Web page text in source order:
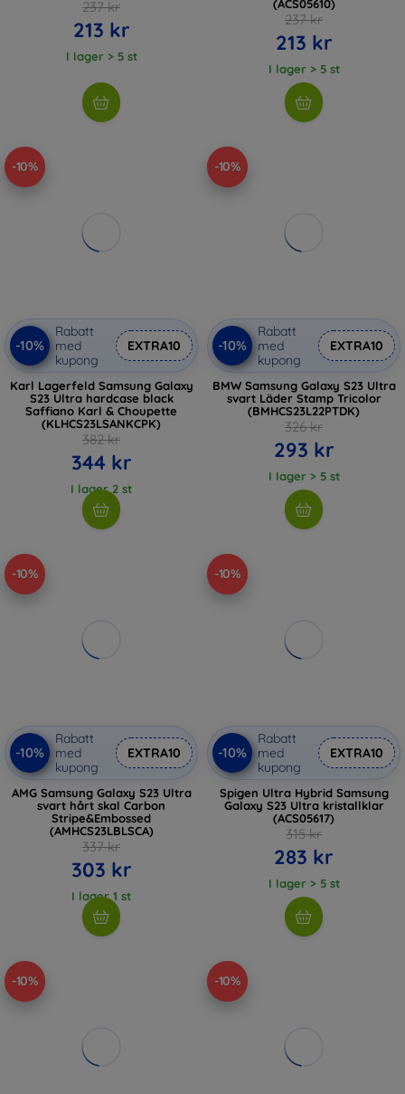
237 kr
213 kr
I lager > 5 st
(ACS05610)
237 kr
213 kr
I lager > 5 st
-10%
-10%
Rabatt
med
kupong
EXTRA10
Karl Lagerfeld Samsung Galaxy
S23 Ultra hardcase black
Saffiano Karl & Choupette
(KLHCS23LSANKCPK)
382 kr
344 kr
I lager 2 st
-10%
-10%
Rabatt
med
kupong
EXTRA10
BMW Samsung Galaxy S23 Ultra
svart Läder Stamp Tricolor
(BMHCS23L22PTDK)
326 kr
293 kr
I lager > 5 st
-10%
-10%
Rabatt
med
kupong
EXTRA10
AMG Samsung Galaxy S23 Ultra
svart hårt skal Carbon
Stripe&Embossed
(AMHCS23LBLSCA)
337 kr
303 kr
I lager 1 st
-10%
-10%
Rabatt
med
kupong
EXTRA10
Spigen Ultra Hybrid Samsung
Galaxy S23 Ultra kristallklar
(ACS05617)
315 kr
283 kr
I lager > 5 st
-10% -10%